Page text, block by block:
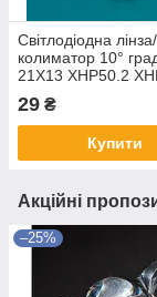
Світлодіодна лінза/
колиматор 10°
21Х13 XHP50.2
29 ₴
Купити
Акційні
–25%